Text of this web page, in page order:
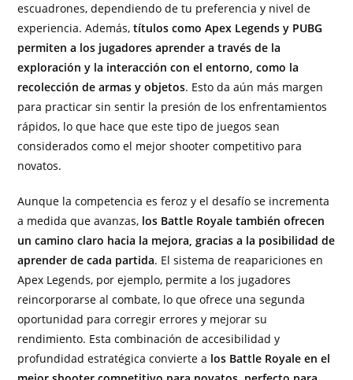
escuadrones, dependiendo de tu preferencia y nivel de
experiencia. Además, títulos como Apex Legends y PUBG
permiten a los jugadores aprender a través de la
exploración y la interacción con el entorno, como la
recolección de armas y objetos. Esto da aún más margen
para practicar sin sentir la presión de los enfrentamientos
rápidos, lo que hace que este tipo de juegos sean
considerados como el mejor shooter competitivo para
novatos.
Aunque la competencia es feroz y el desafío se incrementa
a medida que avanzas, los Battle Royale también ofrecen
un camino claro hacia la mejora, gracias a la posibilidad de
aprender de cada partida. El sistema de reapariciones en
Apex Legends, por ejemplo, permite a los jugadores
reincorporarse al combate, lo que ofrece una segunda
oportunidad para corregir errores y mejorar su
rendimiento. Esta combinación de accesibilidad y
profundidad estratégica convierte a los Battle Royale en el